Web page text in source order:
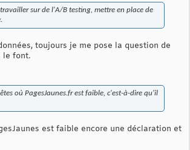
sur de l'A/B testing, mettre en place de
toujours je me pose la question de
le font.
où PagesJaunes.fr est faible, c'est-à-dire qu'il
est faible encore une déclaration et